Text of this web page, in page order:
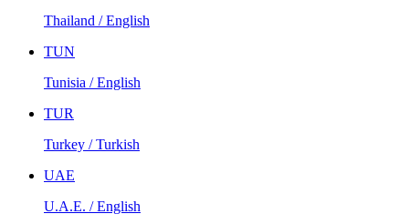
Thailand / English
TUN
Tunisia / English
TUR
Turkey / Turkish
UAE
U.A.E. / English